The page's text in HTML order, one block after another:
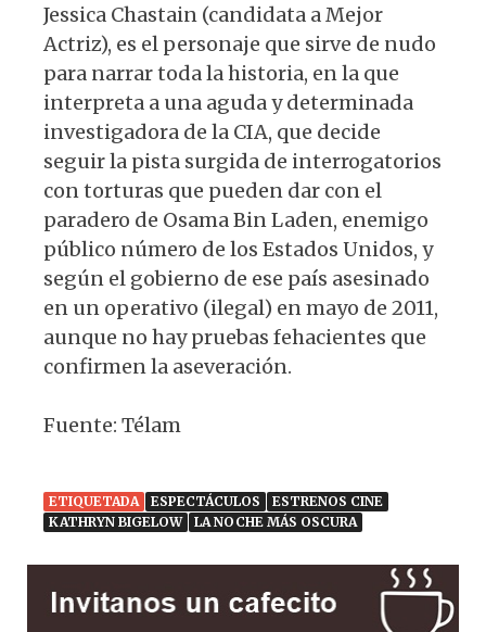
Jessica Chastain (candidata a Mejor
Actriz), es el personaje que sirve de nudo
para narrar toda la historia, en la que
interpreta a una aguda y determinada
investigadora de la CIA, que decide
seguir la pista surgida de interrogatorios
con torturas que pueden dar con el
paradero de Osama Bin Laden, enemigo
público número de los Estados Unidos, y
según el gobierno de ese país asesinado
en un operativo (ilegal) en mayo de 2011,
aunque no hay pruebas fehacientes que
confirmen la aseveración.
Fuente: Télam
ETIQUETADA ESPECTÁCULOS
ESTRENOS CINE
KATHRYN BIGELOW
LA NOCHE MÁS OSCURA